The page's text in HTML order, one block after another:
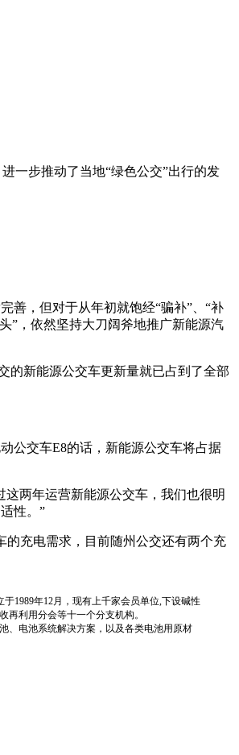
一步推动了当地“绿色公交”出行的发
善，但对于从年初就饱经“骗补”、“补
”，依然坚持大刀阔斧地推广新能源汽
的新能源公交车更新量就已占到了全部
公交车E8的话，新能源公交车将占据
两年运营新能源公交车，我们也很明
性。”
充电需求，目前随州公交还有两个充
1989年12月，现有上千家会员单位,下设碱性
利用分会等十一个分支机构。
、电池系统解决方案，以及各类电池用原材